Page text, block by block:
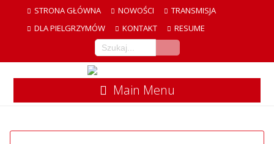
STRONA GŁÓWNA NOWOŚCI
TRANSMISJA
DLA PIELGRZYMÓW
KONTAKT RESUME
Main Menu